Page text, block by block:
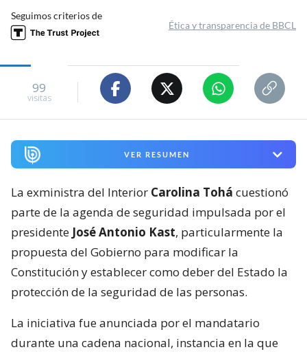
Seguimos criterios de
Ética y transparencia de BBCL
99
visitas
VER RESUMEN
La exministra del Interior Carolina Tohá cuestionó
parte de la agenda de seguridad impulsada por el
presidente José Antonio Kast, particularmente la
propuesta del Gobierno para modificar la
Constitución y establecer como deber del Estado la
protección de la seguridad de las personas.
La iniciativa fue anunciada por el mandatario
durante una cadena nacional, instancia en la que